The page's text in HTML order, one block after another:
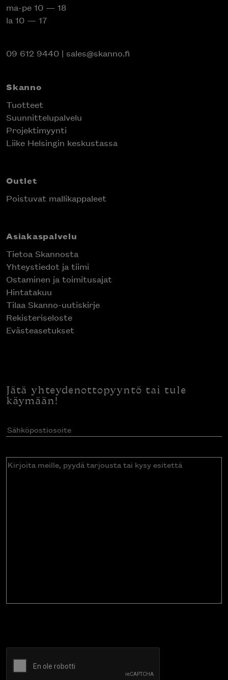
ma-pe 10 — 18
la 10 — 17
09 612 9440 | sales@skanno.fi
Skanno
Tuotteet
Suunnittelupalvelu
Projektimyynti
Liike Helsingin keskustassa
Outlet
Poistuvat mallikappaleet
Asiakaspalvelu
Tietoa Skannosta
Yhteystiedot ja tiimi
Ostaminen ja toimitusajat
Hintatakuu
Tilaa Skanno-uutiskirje
Rekisteriseloste
Evästeasetukset
Jätä yhteydenottopyyntö tai tule
käymään!
Sähköpostiosoite(Pakollinen)
Kirjoita